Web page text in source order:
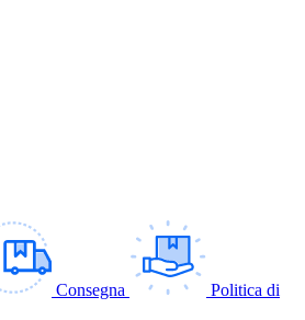
Consegna
Politica di